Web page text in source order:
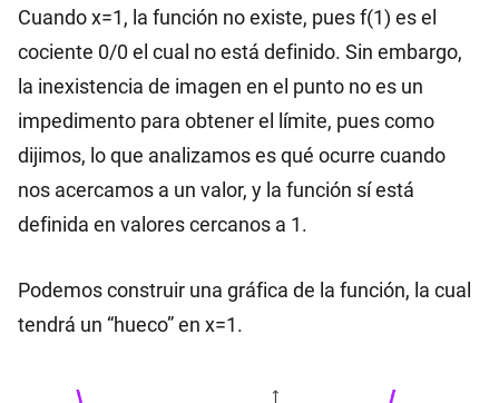
Cuando x=1, la función no existe, pues f(1) es el
cociente 0/0 el cual no está definido. Sin embargo,
la inexistencia de imagen en el punto no es un
impedimento para obtener el límite, pues como
dijimos, lo que analizamos es qué ocurre cuando
nos acercamos a un valor, y la función sí está
definida en valores cercanos a 1.
Podemos construir una gráfica de la función, la cual
tendrá un “hueco” en x=1.